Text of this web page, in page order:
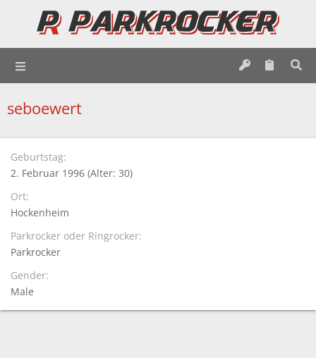
seboewert
Geburtstag
2. Februar 1996 (Alter: 30)
Ort
Hockenheim
Parkrocker oder Ringrocker
Parkrocker
Gender
Male